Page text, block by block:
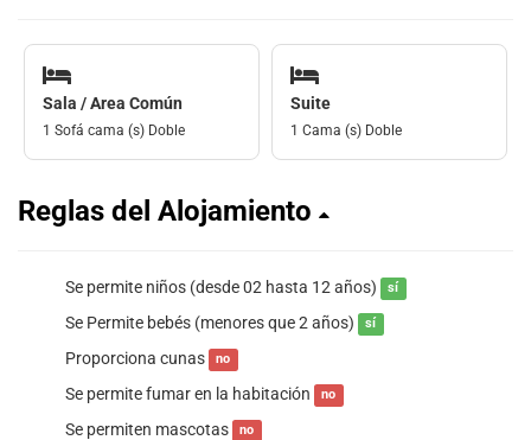
Sala / Area Común
1 Sofá cama (s) Doble
Suite
1 Cama (s) Doble
Reglas del Alojamiento
Se permite niños (desde 02 hasta 12 años) sí
Se Permite bebés (menores que 2 años) sí
Proporciona cunas no
Se permite fumar en la habitación no
Se permiten mascotas no